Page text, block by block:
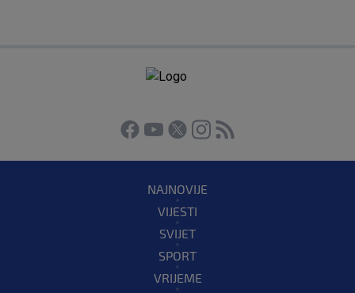
NAJNOVIJE
VIJESTI
SVIJET
SPORT
VRIJEME